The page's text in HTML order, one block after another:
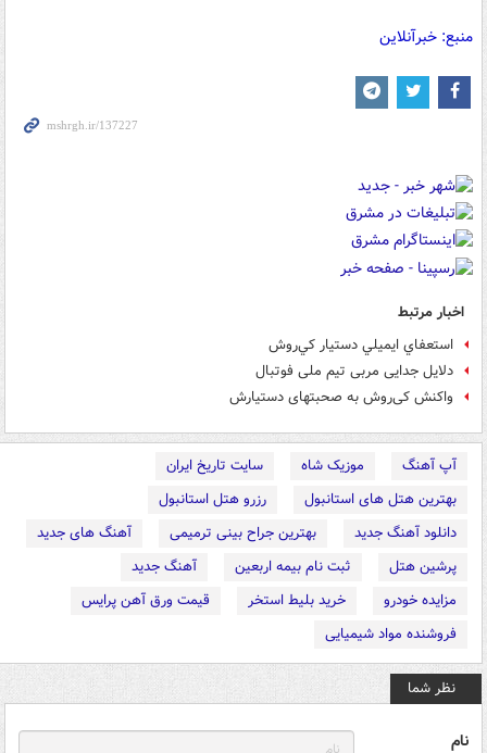
منبع: خبرآنلاین
اخبار مرتبط
استعفاي ايميلي دستيار كي‌روش
دلایل جدایی مربی تیم ملی فوتبال
واکنش کی‌روش به صحبتهای دستیارش
آپ آهنگ موزیک شاه
سایت تاریخ ایران
بهترین هتل های استانبول
رزرو هتل استانبول
دانلود آهنگ جدید
بهترین جراح بینی ترمیمی
آهنگ های جدید
پرشین هتل
ثبت نام بیمه اربعین
آهنگ جدید
مزایده خودرو
خرید بلیط استخر
قیمت ورق آهن پرایس
فروشنده مواد شیمیایی
نظر شما
نام